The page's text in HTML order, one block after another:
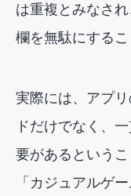
は重複とみなさ
欄を無駄にするこ
実際には、アプ
ドだけでなく、
要があるという
「カジュアルゲ